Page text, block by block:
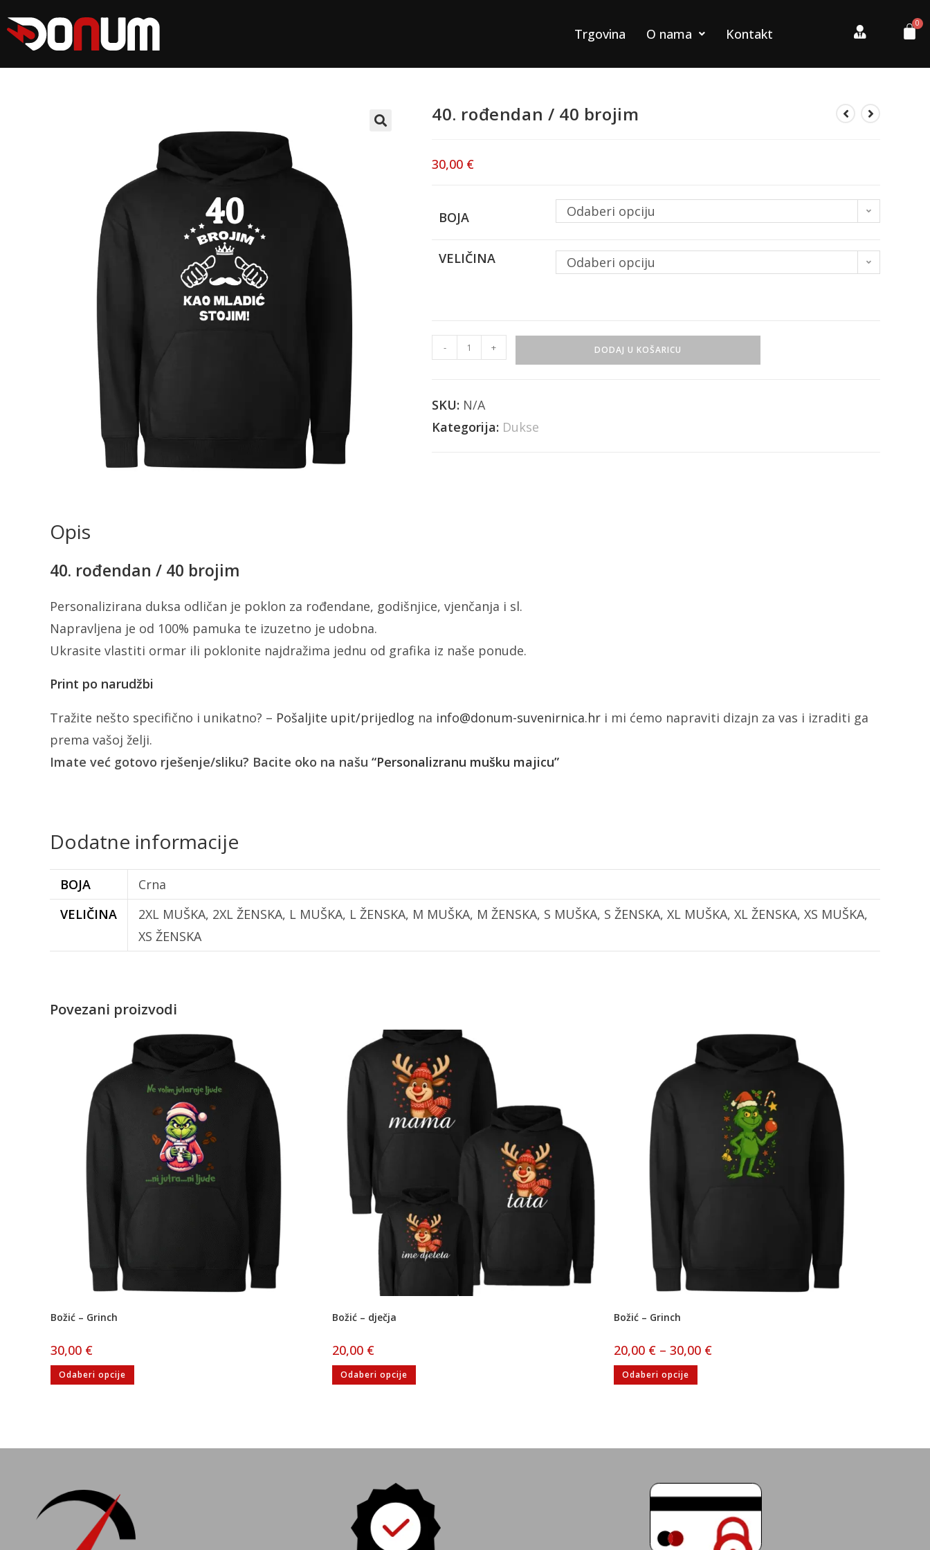
Trgovina O nama Kontakt
40. rođendan / 40 brojim
30,00 €
BOJA Odaberi opciju
VELIČINA Odaberi opciju
- + DODAJ U KOŠARICU
SKU: N/A
Kategorija: Dukse
Opis
40. rođendan / 40 brojim
Personalizirana duksa odličan je poklon za rođendane, godišnjice, vjenčanja i sl.
Napravljena je od 100% pamuka te izuzetno je udobna.
Ukrasite vlastiti ormar ili poklonite najdražima jednu od grafika iz naše ponude.
Print po narudžbi
Tražite nešto specifično i unikatno? – Pošaljite upit/prijedlog na info@donum-suvenirnica.hr i mi ćemo napraviti dizajn za vas i izraditi ga
prema vašoj želji.
Imate već gotovo rješenje/sliku? Bacite oko na našu “Personalizranu mušku majicu”
Dodatne informacije
BOJA
Crna
VELIČINA
2XL MUŠKA, 2XL ŽENSKA, L MUŠKA, L ŽENSKA, M MUŠKA, M ŽENSKA, S MUŠKA, S ŽENSKA, XL MUŠKA, XL ŽENSKA, XS MUŠKA,
XS ŽENSKA
Povezani proizvodi
Božić – Grinch
30,00 €
Odaberi opcije
Božić – dječja
20,00 €
Odaberi opcije
Božić – Grinch
20,00 € – 30,00 €
Odaberi opcije